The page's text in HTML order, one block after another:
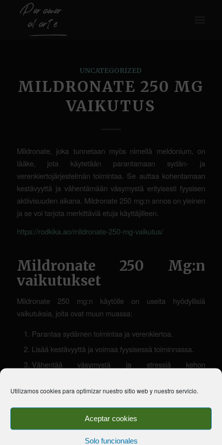
Utilizamos cookies para optimizar nuestro sitio web y nuestro servicio.
Aceptar cookies
Solo funcionales
UNCATEGORIZED
MILDRONATE 250 MG
VAIKUTUS
Mildronate, joka tunnetaan myös nimellä meldonium, on
lääke, jota käytetään parantamaan sydän- ja
verenkiertojärjestelmän toimintaa. Se auttaa kohentamaan
kestävyyttä ja vähentämään väsymystä erityisesti fyysisen
aktiivisuuden aikana. Mildronate 250 mg:n annos on yleinen
ja se voi tarjota merkittäviä etuja käyttäjilleen.
https://rodkika.ao/mildronate-250-mg-vaikutus/
Mildronate 250 Mg:n
vaikutukset
Mildronate 250 mg:n käytölle on useita hyödyllisiä
vaikutuksia, joita ovat muun muassa:
Parantaa sydämen toimintaa ja verenkiertoa.
Lisää kestävyyttä ja voimaa fyysisessä toiminnassa.
Vähentää väsymystä ja stressiä kehon
Auttaa palautumaan nopeammin intensiivisestä
Voimakkaampi solujen uusiutuminen ja
aineenvaihdunta.